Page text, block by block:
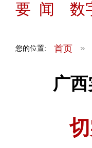
要 闻 数
您的位置: 首页
广